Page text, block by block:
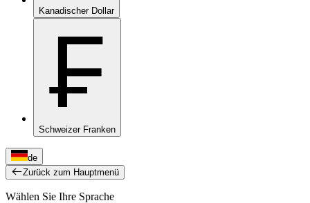
Kanadischer Dollar
₣
Schweizer Franken
de
Zurück zum Hauptmenü
Wählen Sie Ihre Sprache